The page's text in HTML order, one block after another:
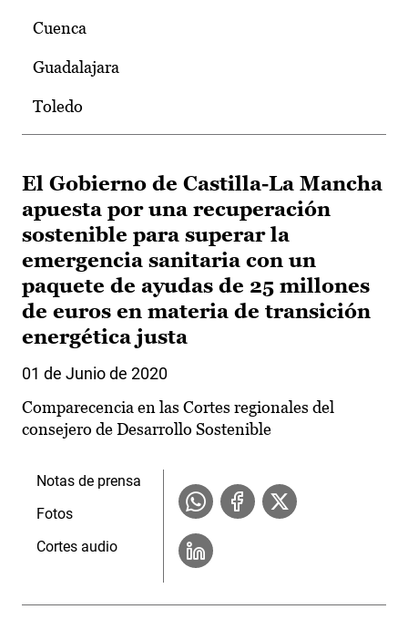
Cuenca
Guadalajara
Toledo
El Gobierno de Castilla-La Mancha
apuesta por una recuperación
sostenible para superar la
emergencia sanitaria con un
paquete de ayudas de 25 millones
de euros en materia de transición
energética justa
01 de Junio de 2020
Comparecencia en las Cortes regionales del
consejero de Desarrollo Sostenible
Notas de prensa
Fotos
Cortes audio